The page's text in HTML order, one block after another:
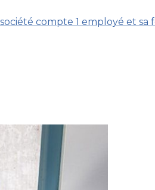
compte 1 employé et sa